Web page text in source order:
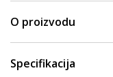
O proizvodu
Specifikacija